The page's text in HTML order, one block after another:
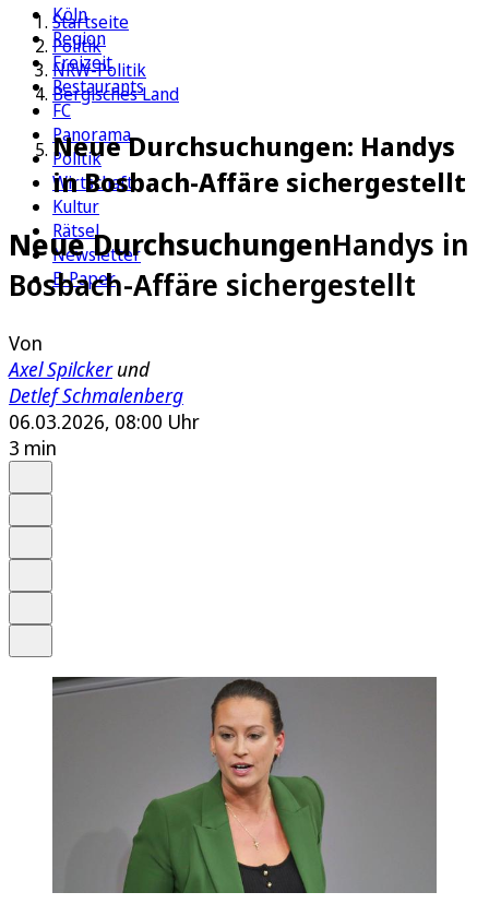
Köln
Region
Freizeit
Restaurants
FC
Panorama
Politik
Wirtschaft
Kultur
Rätsel
Newsletter
E-Paper
Startseite
Politik
NRW-Politik
Bergisches Land
Neue Durchsuchungen: Handys
in Bosbach-Affäre sichergestellt
Neue DurchsuchungenHandys in
Bosbach-Affäre sichergestellt
Von
Axel Spilckerund
Detlef Schmalenberg
06.03.2026, 08:00 Uhr
3 min